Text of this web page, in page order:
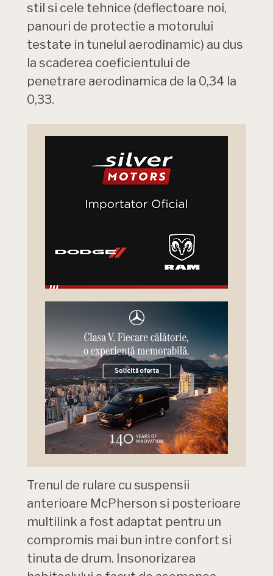
stil si cele tehnice (deflectoare noi,
panouri de protectie a motorului
testate in tunelul aerodinamic) au dus
la scaderea coeficientului de
penetrare aerodinamica de la 0,34 la
0,33.
Trenul de rulare cu suspensii
anterioare McPherson si posterioare
multilink a fost adaptat pentru un
compromis mai bun intre confort si
tinuta de drum. Insonorizarea